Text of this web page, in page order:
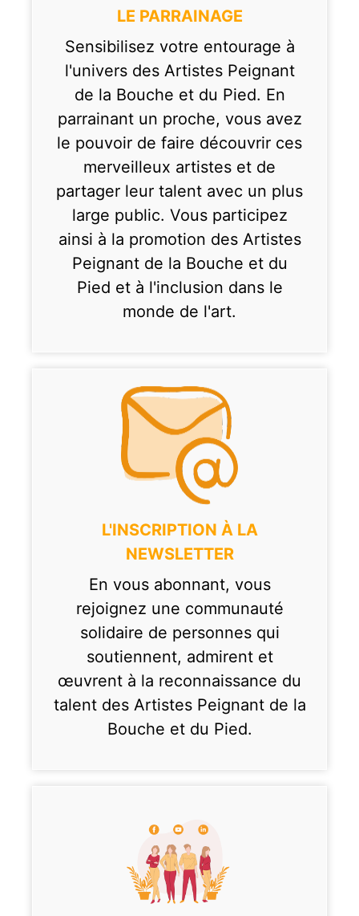
LE PARRAINAGE
Sensibilisez votre entourage à
l'univers des Artistes Peignant
de la Bouche et du Pied. En
parrainant un proche, vous avez
le pouvoir de faire découvrir ces
merveilleux artistes et de
partager leur talent avec un plus
large public. Vous participez
ainsi à la promotion des Artistes
Peignant de la Bouche et du
Pied et à l'inclusion dans le
monde de l'art.
L'INSCRIPTION À LA
NEWSLETTER
En vous abonnant, vous
rejoignez une communauté
solidaire de personnes qui
soutiennent, admirent et
œuvrent à la reconnaissance du
talent des Artistes Peignant de la
Bouche et du Pied.